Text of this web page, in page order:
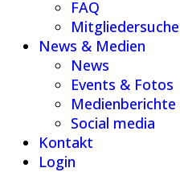
FAQ
Mitgliedersuche
News & Medien
News
Events & Fotos
Medienberichte
Social media
Kontakt
Login